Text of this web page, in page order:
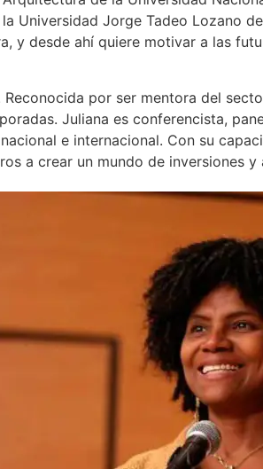
Universidad Jorge Tadeo Lozano
y desde ahí quiere motivar a las
por ser mentora del
Juliana es conferencista,
e internacional. Con su
a crear un mundo de inversiones y